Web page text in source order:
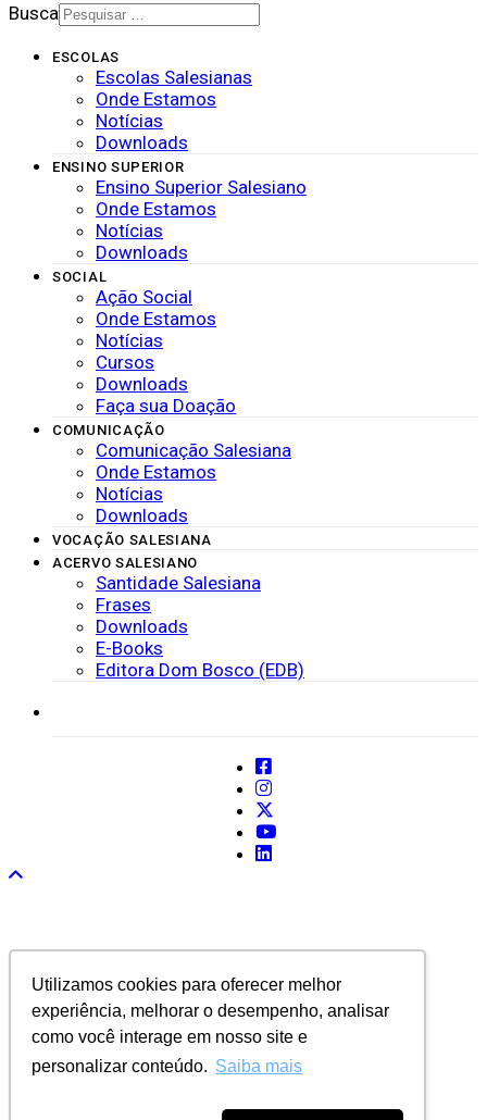
Utilizamos cookies para oferecer melhor
experiência, melhorar o desempenho, analisar
como você interage em nosso site e
personalizar conteúdo. Saiba mais
Busca
ESCOLAS
Escolas Salesianas
Onde Estamos
Notícias
Downloads
ENSINO SUPERIOR
Ensino Superior Salesiano
Onde Estamos
Notícias
Downloads
SOCIAL
Ação Social
Onde Estamos
Notícias
Cursos
Downloads
Faça sua Doação
COMUNICAÇÃO
Comunicação Salesiana
Onde Estamos
Notícias
Downloads
VOCAÇÃO SALESIANA
ACERVO SALESIANO
Santidade Salesiana
Frases
Downloads
E-Books
Editora Dom Bosco (EDB)